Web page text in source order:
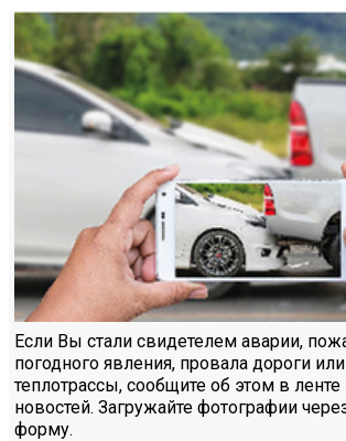
Если Вы стали свидетелем аварии,
погодного явления, провала дороги
теплотрассы, сообщите об этом в
новостей. Загружайте фотографии
форму.